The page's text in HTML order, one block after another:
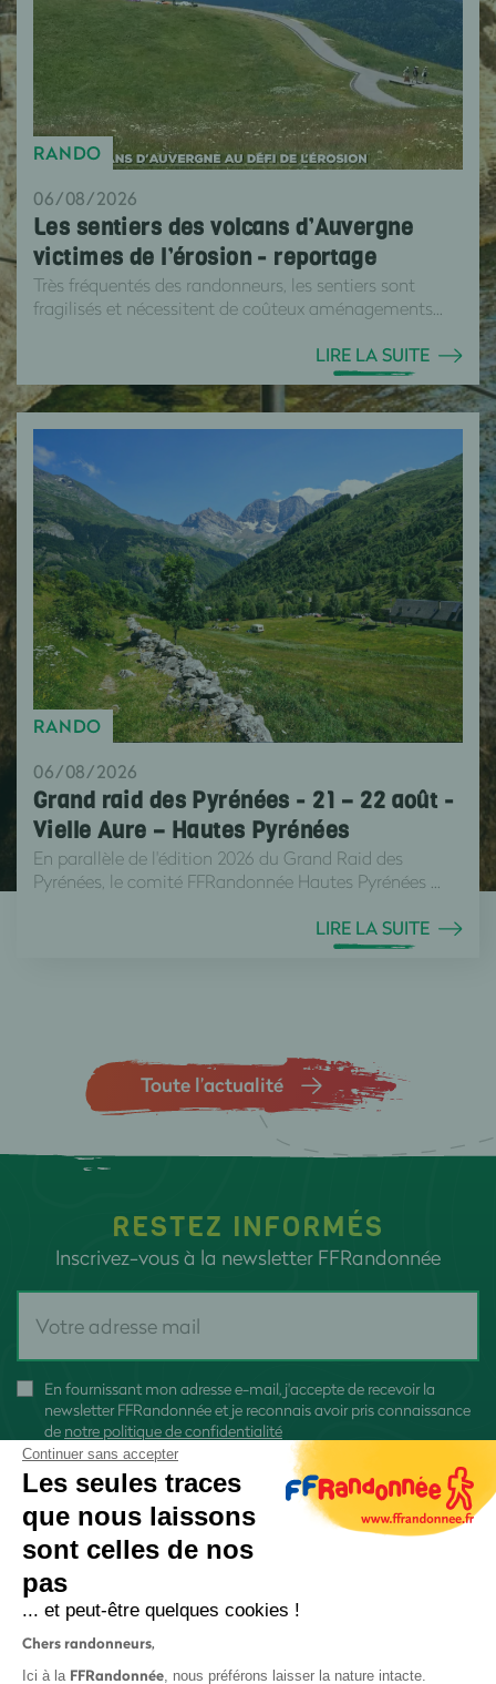
RANDO
06/08/2026
Les sentiers des volcans d’Auvergne
victimes de l’érosion - reportage
Très fréquentés des randonneurs, les sentiers sont
fragilisés et nécessitent de coûteux aménagements...
LIRE LA SUITE
RANDO
06/08/2026
Grand raid des Pyrénées - 21 – 22 août -
Vielle Aure – Hautes Pyrénées
En parallèle de l'édition 2026 du Grand Raid des
Pyrénées, le comité FFRandonnée Hautes Pyrénées ...
LIRE LA SUITE
Toute l’actualité
RESTEZ INFORMÉS
Inscrivez-vous à la newsletter FFRandonnée
En fournissant mon adresse e-mail, j'accepte de recevoir la
newsletter FFRandonnée et je reconnais avoir pris connaissance
de notre politique de confidentialité
Continuer sans accepter
Les seules traces
que nous laissons
sont celles de nos
pas
... et peut-être quelques cookies !
Chers randonneurs,
Ici à la FFRandonnée, nous préférons laisser la nature intacte.